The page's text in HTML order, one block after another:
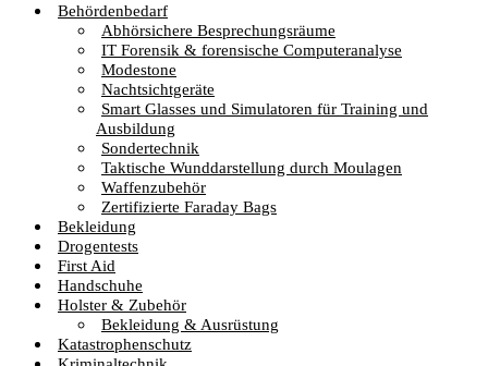
Behördenbedarf
Abhörsichere Besprechungsräume
IT Forensik & forensische Computeranalyse
Modestone
Nachtsichtgeräte
Smart Glasses und Simulatoren für Training und
Ausbildung
Sondertechnik
Taktische Wunddarstellung durch Moulagen
Waffenzubehör
Zertifizierte Faraday Bags
Bekleidung
Drogentests
First Aid
Handschuhe
Holster & Zubehör
Bekleidung & Ausrüstung
Katastrophenschutz